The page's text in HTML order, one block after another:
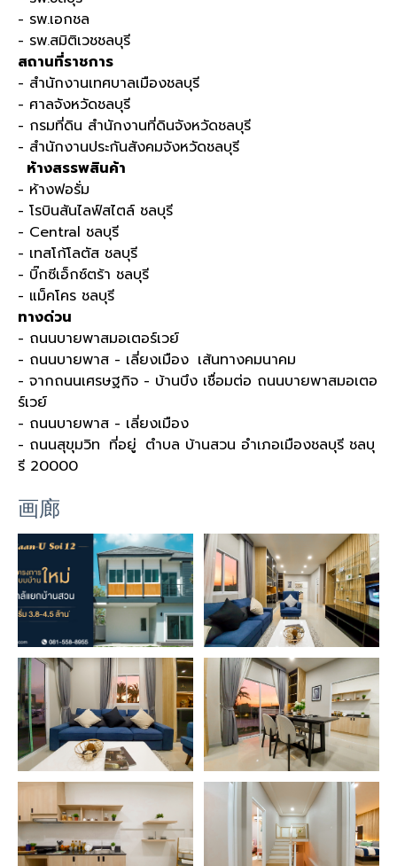
- รพ.เอกชล
- รพ.สมิติเวชชลบุรี
สถานที่ราชการ
- สำนักงานเทศบาลเมืองชลบุรี
- ศาลจังหวัดชลบุรี
- กรมที่ดิน สำนักงานที่ดินจังหวัดชลบุรี
- สำนักงานประกันสังคมจังหวัดชลบุรี
ห้างสรรพสินค้า
- ห้างฟอรั่ม
- โรบินสันไลฟ์สไตล์ ชลบุรี
- Central ชลบุรี
- เทสโก้โลตัส ชลบุรี
- บิ๊กซีเอ็กซ์ตร้า ชลบุรี
- แม็คโคร ชลบุรี
ทางด่วน
- ถนนบายพาสมอเตอร์เวย์
- ถนนบายพาส - เลี่ยงเมือง เส้นทางคมนาคม
- จากถนนเศรษฐกิจ - บ้านบึง เชื่อมต่อ ถนนบายพาสมอเตอ
ร์เวย์
- ถนนบายพาส - เลี่ยงเมือง
- ถนนสุขุมวิท ที่อยู่ ตำบล บ้านสวน อำเภอเมืองชลบุรี ชลบุ
รี 20000
画廊